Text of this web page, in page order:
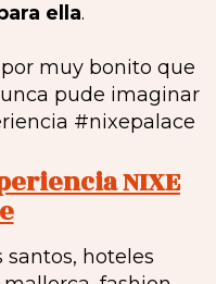
ella.
muy bonito que
pude imaginar
#nixepalace
NIXE